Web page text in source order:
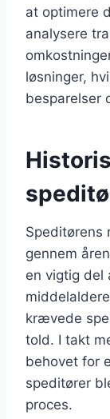
at optimere
analysere
løsninger,
besparelser
Speditørens
gennem
en vigtig del
krævede
told. I takt
behovet for
speditører
proces.